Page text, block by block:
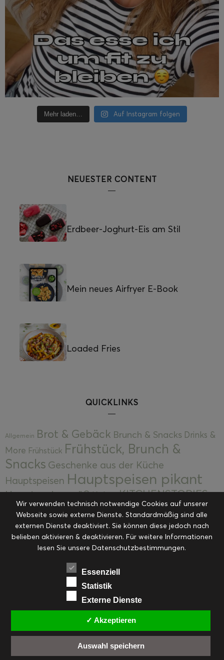
Mehr laden… Auf Instagram folgen
NEUESTER CONTENT
Erdbeer-Joghurt-Eis am Stil
Mein neues Airfryer E-Book
Loaded Fries
QUICKLINKS
Allgemein Brot & Gebäck Brunch & Snacks Drinks &
More Frühstück Frühstück, Brunch &
Snacks Geschenke aus der Küche
Hauptspeisen Hauptspeisen pikant
Hauptspeisen süßKekseKITCHENSTORIES
Kuchen, Torten & Desserts Kuchen und
Desserts Kulinarik Kulinarische Mitbringsel &
Eingemachtes Ohne Kategorie Ostern Resteküche
RezepteSaisonalSliderStartseite
Suppen, Salate & Vorspeisen
Vorspeisen, Salate & Suppen
Weihnachten Workshops & Events
FACEBOOK PINTEREST EMAIL
Wir verwenden technisch notwendige Cookies auf unserer
Webseite sowie externe Dienste. Standardmäßig sind alle
externen Dienste deaktiviert. Sie können diese jedoch nach
belieben aktivieren & deaktivieren. Für weitere Informationen
lesen Sie unsere Datenschutzbestimmungen.
Essenziell
Statistik
Externe Dienste
✓ Akzeptieren
Auswahl speichern